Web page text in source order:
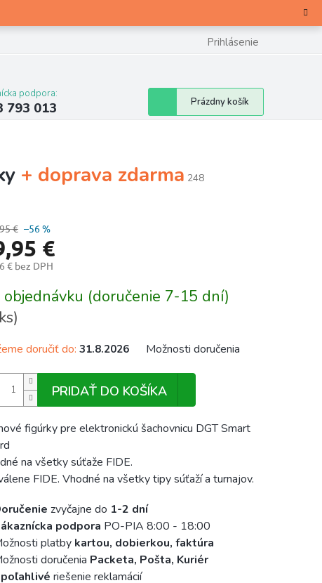
Prihlásenie
podpora:
793 013
Nákupný
košík
Prázdny košík
+ doprava zdarma 248
€ –56 %
€
€ bez DPH
objednávku (doručenie 7-15 dní)
doručiť do: 31.8.2026 Možnosti doručenia
PRIDAŤ DO KOŠÍKA
figúrky pre elektronickú šachovnicu DGT Smart
na všetky súťaže FIDE.
FIDE. Vhodné na všetky tipy súťaží a turnajov.
zvyčajne do 1-2 dní
podpora PO-PIA 8:00 - 18:00
platby kartou, dobierkou, faktúra
doručenia Packeta, Pošta, Kuriér
riešenie reklamácií